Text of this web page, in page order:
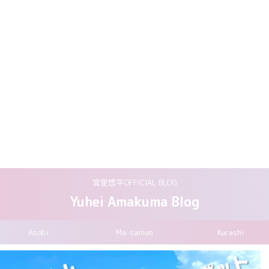
宮里悠平OFFICIAL BLOG
Yuhei Amakuma Blog
Asobi Ma-samun Kurashi